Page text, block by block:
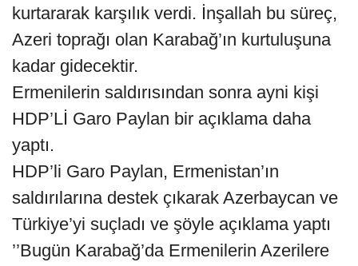
kurtararak karşılık verdi. İnşallah bu süreç,
Azeri toprağı olan Karabağ’ın kurtuluşuna
kadar gidecektir.
Ermenilerin saldırısından sonra ayni kişi
HDP’Lİ Garo Paylan bir açıklama daha
yaptı.
HDP’li Garo Paylan, Ermenistan’ın
saldırılarına destek çıkarak Azerbaycan ve
Türkiye’yi suçladı ve şöyle açıklama yaptı
’’Bugün Karabağ’da Ermenilerin Azerilere